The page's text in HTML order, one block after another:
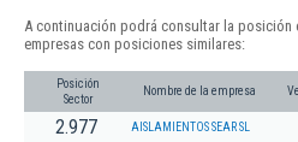
A continuación podrá consultar la posición
empresas con posiciones similares:
Posición
Sector
Nombre de la empresa
2.977 AISLAMIENTOS SEAR SL